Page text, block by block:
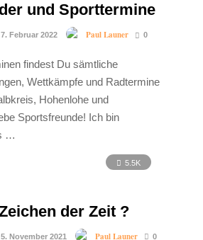
und Sporttermine
Februar 2022 Paul Launer 0
findest Du sämtliche
Wettkämpfe und Radtermine
Hohenlohe und
Sportsfreunde! Ich bin
…
5.5K
der Zeit ?
November 2021 Paul Launer 0